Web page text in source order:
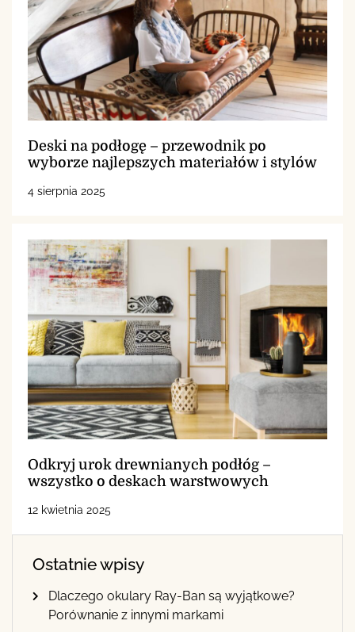
Deski na podłogę – przewodnik po
wyborze najlepszych materiałów i stylów
4 sierpnia 2025
Odkryj urok drewnianych podłóg –
wszystko o deskach warstwowych
12 kwietnia 2025
Ostatnie wpisy
Dlaczego okulary Ray-Ban są wyjątkowe?
Porównanie z innymi markami